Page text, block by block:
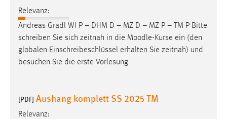
Relevanz:
Andreas Gradl WI P – DHM D – MZ D – MZ P – TM P Bitte
schreiben Sie sich zeitnah in die Moodle-Kurse ein (den
globalen Einschreibeschlüssel erhalten Sie zeitnah) und
besuchen Sie die erste Vorlesung
[PDF] Aushang komplett SS 2025 TM
Relevanz: